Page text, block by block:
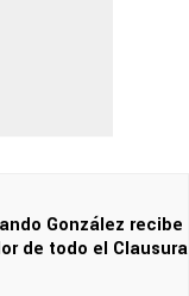
González recibe
de todo el Clausura